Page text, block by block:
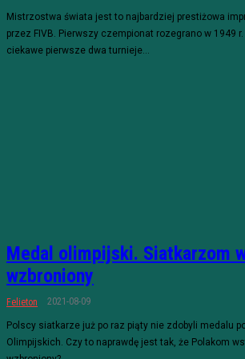
Mistrzostwa świata jest to najbardziej prestiżowa
przez FIVB. Pierwszy czempionat rozegrano w 1949
ciekawe pierwsze dwa turnieje...
Medal olimpijski. Siatkarzom
wzbroniony
Felieton 2021-08-09
Polscy siatkarze już po raz piąty nie zdobyli medalu
Olimpijskich. Czy to naprawdę jest tak, że Polakom